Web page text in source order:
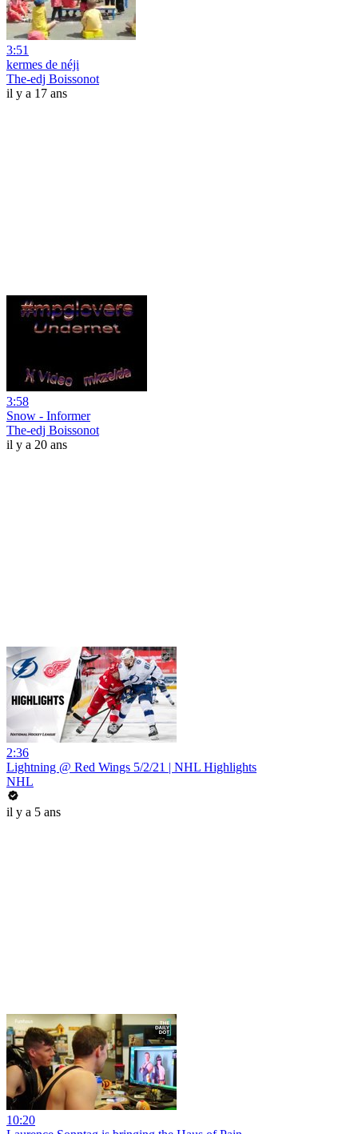
3:51
kermes de néji
The-edj Boissonot
il y a 17 ans
3:58
Snow - Informer
The-edj Boissonot
il y a 20 ans
2:36
Lightning @ Red Wings 5/2/21 | NHL Highlights
NHL
il y a 5 ans
10:20